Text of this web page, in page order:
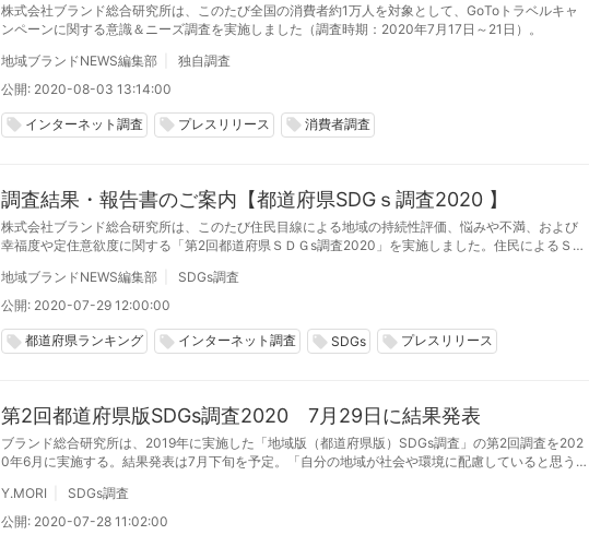
株式会社ブランド総合研究所は、このたび全国の消費者約1万人を対象として、GoToトラベルキャ
ンペーンに関する意識＆ニーズ調査を実施しました（調査時期：2020年7月17日～21日）。
地域ブランドNEWS編集部
独自調査
公開: 2020-08-03 13:14:00
local_offer インターネット調査 local_offer プレスリリース local_offer 消費者調査
調査結果・報告書のご案内【都道府県SDGｓ調査2020 】
株式会社ブランド総合研究所は、このたび住民目線による地域の持続性評価、悩みや不満、および
幸福度や定住意欲度に関する「第2回都道府県ＳＤＧs調査2020」を実施しました。住民によるＳＤ
が多い結果となりました。
地域ブランドNEWS編集部
SDGs調査
公開: 2020-07-29 12:00:00
local_offer 都道府県ランキング local_offer インターネット調査 local_offer SDGs local_offer プレスリリース
第2回都道府県版SDGs調査2020 7月29日に結果発表
ブランド総合研究所は、2019年に実施した「地域版（都道府県版）SDGs調査」の第2回調査を202
0年6月に実施する。結果発表は7月下旬を予定。「自分の地域が社会や環境に配慮していると思う
Y.MORI
SDGs調査
公開: 2020-07-28 11:02:00